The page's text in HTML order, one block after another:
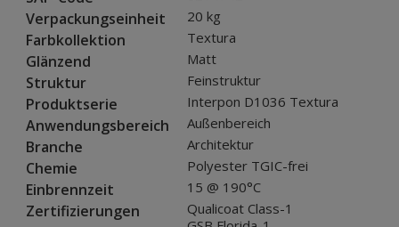
Verpackungseinheit 20 kg
Farbkollektion Textura
Glänzend Matt
Struktur Feinstruktur
Produktserie Interpon D1036 Textura
Anwendungsbereich Außenbereich
Branche Architektur
Chemie Polyester TGIC-frei
Einbrennzeit 15 @ 190°C
Zertifizierungen
Qualicoat Class-1